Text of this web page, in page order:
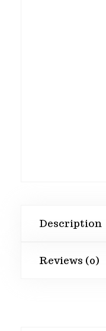
Description
Reviews (0)